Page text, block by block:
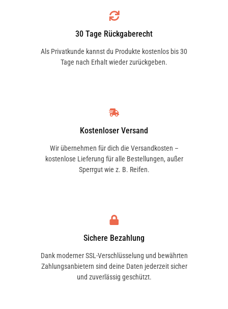
30 Tage Rückgaberecht
Als Privatkunde kannst du Produkte kostenlos bis 30
Tage nach Erhalt wieder zurückgeben.
Kostenloser Versand
Wir übernehmen für dich die Versandkosten –
kostenlose Lieferung für alle Bestellungen, außer
Sperrgut wie z. B. Reifen.
Sichere Bezahlung
Dank moderner SSL-Verschlüsselung und bewährten
Zahlungsanbietern sind deine Daten jederzeit sicher
und zuverlässig geschützt.